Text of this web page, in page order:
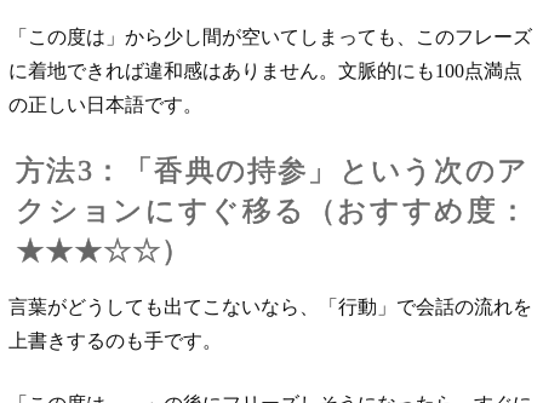
「この度は」から少し間が空いてしまっても、このフレーズ
に着地できれば違和感はありません。文脈的にも100点満点
の正しい日本語です。
方法3：「香典の持参」という次のア
クションにすぐ移る（おすすめ度：
★★★☆☆）
言葉がどうしても出てこないなら、「行動」で会話の流れを
上書きするのも手です。